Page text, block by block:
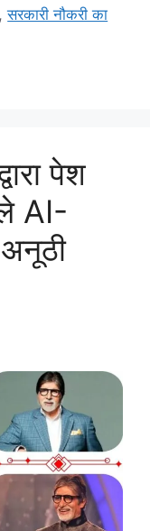
,सरकारी नौकरी का
पेश
AI-